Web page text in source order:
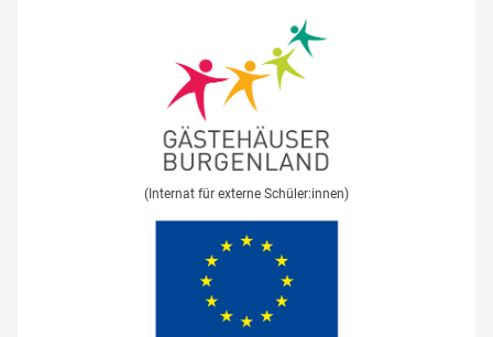
(Internat für externe Schüler:innen)